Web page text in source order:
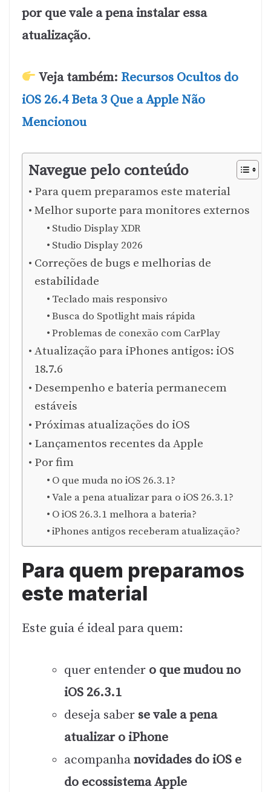
por que vale a pena instalar essa
atualização.
Veja também: Recursos Ocultos do
iOS 26.4 Beta 3 Que a Apple Não
Mencionou
Navegue pelo conteúdo
Para quem preparamos este material
Melhor suporte para monitores externos
Studio Display XDR
Studio Display 2026
Correções de bugs e melhorias de
estabilidade
Teclado mais responsivo
Busca do Spotlight mais rápida
Problemas de conexão com CarPlay
Atualização para iPhones antigos: iOS
18.7.6
Desempenho e bateria permanecem
estáveis
Próximas atualizações do iOS
Lançamentos recentes da Apple
Por fim
O que muda no iOS 26.3.1?
Vale a pena atualizar para o iOS 26.3.1?
O iOS 26.3.1 melhora a bateria?
iPhones antigos receberam atualização?
Para quem preparamos
este material
Este guia é ideal para quem:
quer entender o que mudou no
iOS 26.3.1
deseja saber se vale a pena
atualizar o iPhone
acompanhanovidades do iOS e
do ecossistema Apple